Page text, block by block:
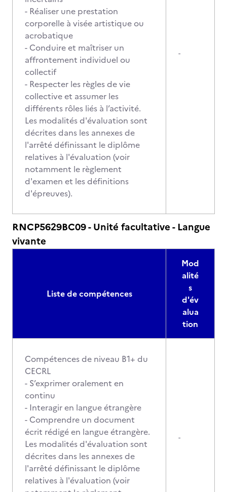
- Réaliser une prestation
corporelle à visée artistique ou
acrobatique
- Conduire et maîtriser un
affrontement individuel ou
collectif
- Respecter les règles de vie
collective et assumer les
différents rôles liés à l’activité.
Les modalités d'évaluation sont
décrites dans les annexes de
l'arrêté définissant le diplôme
relatives à l'évaluation (voir
notamment le règlement
d'examen et les définitions
d'épreuves).
-
RNCP5629BC09 - Unité facultative - Langue
vivante
Liste de compétences
Mod
alité
s
d'év
alua
tion
Compétences de niveau B1+ du
CECRL
- S’exprimer oralement en
continu
- Interagir en langue étrangère
- Comprendre un document
écrit rédigé en langue étrangère.
Les modalités d'évaluation sont
décrites dans les annexes de
l'arrêté définissant le diplôme
relatives à l'évaluation (voir
-